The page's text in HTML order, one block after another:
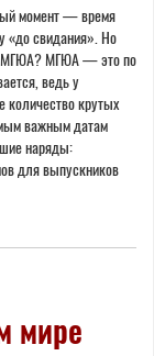
момент — время
«до свидания». Но
МГЮА? МГЮА — это по
ведь у
количество крутых
важным датам
наряды:
для выпускников
мире